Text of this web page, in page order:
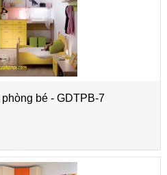
bé - GDTPB-7